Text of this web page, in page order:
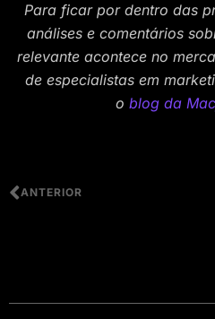
Para ficar por dentro das
análises e comentários
relevante acontece no
de especialistas em
o blog da
ANTERIOR